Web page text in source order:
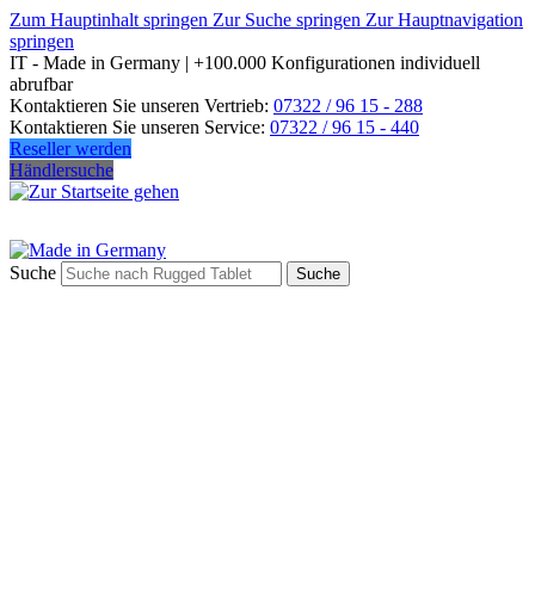
Zum Hauptinhalt springen Zur Suche springen Zur Hauptnavigation
springen
IT - Made in Germany | +100.000 Konfigurationen individuell
abrufbar
Kontaktieren Sie unseren Vertrieb: 07322 / 96 15 - 288
Kontaktieren Sie unseren Service: 07322 / 96 15 - 440
Reseller werden
Händlersuche
Suche Suche